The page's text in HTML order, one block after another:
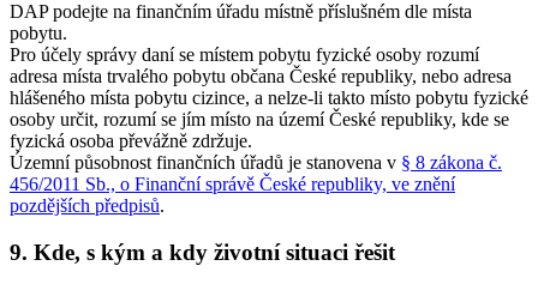
DAP podejte na finančním úřadu místně příslušném dle místa
pobytu.
Pro účely správy daní se místem pobytu fyzické osoby rozumí
adresa místa trvalého pobytu občana České republiky, nebo adresa
hlášeného místa pobytu cizince, a nelze-li takto místo pobytu fyzické
osoby určit, rozumí se jím místo na území České republiky, kde se
fyzická osoba převážně zdržuje.
Územní působnost finančních úřadů je stanovena v § 8 zákona č.
456/2011 Sb., o Finanční správě České republiky, ve znění
pozdějších předpisů.
9. Kde, s kým a kdy životní situaci řešit